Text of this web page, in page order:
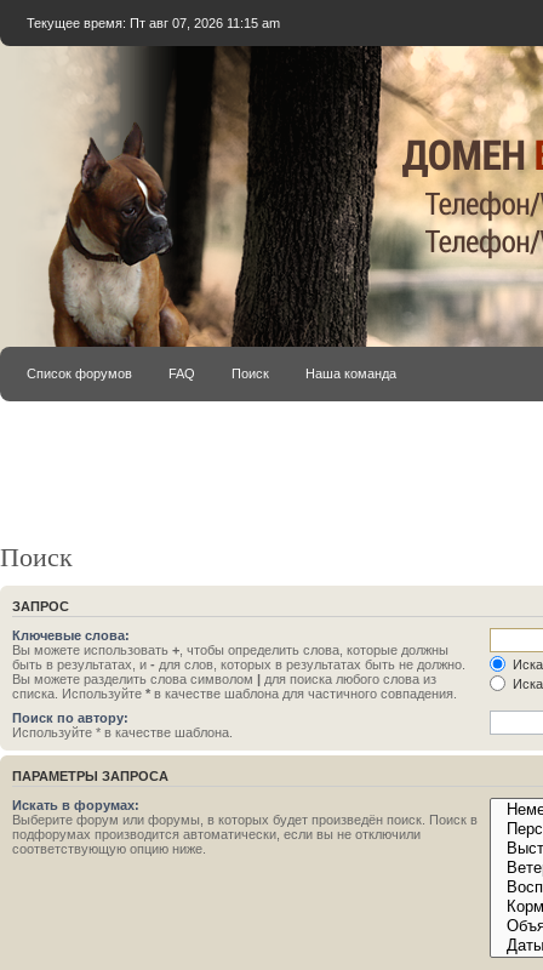
Текущее время: Пт авг 07, 2026 11:15 am
Список форумов FAQ Поиск Наша команда
Поиск
ЗАПРОС
Ключевые слова:
Вы можете использовать + , чтобы определить слова, которые должны
быть в результатах, и - для слов, которых в результатах быть не должно.
Вы можете разделить слова символом | для поиска любого слова из
списка. Используйте * в качестве шаблона для частичного совпадения.
Поиск по автору:
Используйте * в качестве шаблона.
ПАРАМЕТРЫ ЗАПРОСА
Искать в форумах:
Выберите форум или форумы, в которых будет произведён поиск. Поиск в
подфорумах производится автоматически, если вы не отключили
соответствующую опцию ниже.